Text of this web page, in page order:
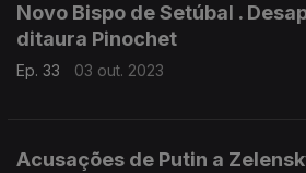
Novo Bispo de Setúbal .
ditaura Pinochet
Ep. 33 03 out. 2023
Acusações de Putin a